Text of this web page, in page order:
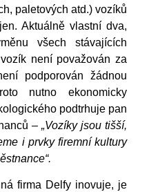
paletových atd.) vozíků
Aktuálně vlastní dva,
všech stávajících
není považován za
podporován žádnou
nutno ekonomicky
podtrhuje pan
– „Vozíky jsou tišší,
i prvky firemní kultury
firma Delfy inovuje, je